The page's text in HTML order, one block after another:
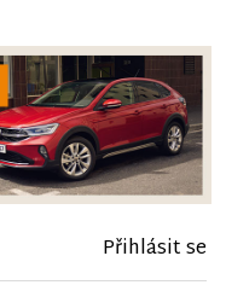
Přihlásit se